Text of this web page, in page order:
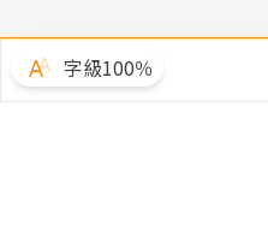
字級100％